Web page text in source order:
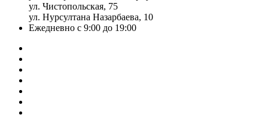
ул. Чистопольская, 75
ул. Нурсултана Назарбаева, 10
Ежедневно с 9:00 до 19:00